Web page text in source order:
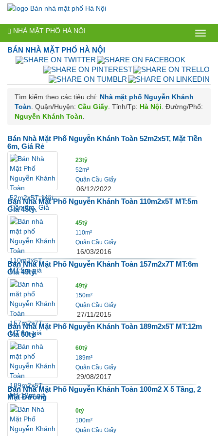
Bán
mặt
Hà
NHÀ MẶT PHỐ HÀ NỘI
BÁN NHÀ MẶT PHỐ HÀ NỘI
Tìm kiếm theo các tiêu chí: Nhà mặt phố Nguyễn Khánh
Toàn . Quận/Huyện: Cầu Giấy . Tỉnh/Tp: Hà Nội . Đường/Phố:
Nguyễn Khánh Toàn
Bán Nhà Mặt Phố Nguyễn Khánh Toàn 52m2x5T, Mặt Tiền
6m, Giá Rẻ
23tỷ
52m²
Quận Cầu Giấy
06/12/2022
Bán Nhà Mặt Phố Nguyễn Khánh Toàn 110m2x5T MT:5m
Giá 45tỷ.
45tỷ
110m²
Quận Cầu Giấy
16/03/2016
Bán Nhà Mặt Phố Nguyễn Khánh Toàn 157m2x7T MT:6m
Giá 49tỷ.
49tỷ
150m²
Quận Cầu Giấy
27/11/2015
Bán Nhà Mặt Phố Nguyễn Khánh Toàn 189m2x5T MT:12m
Giá 60tỷ
60tỷ
189m²
Quận Cầu Giấy
29/08/2017
Bán Nhà Mặt Phố Nguyễn Khánh Toàn 100m2 X 5 Tầng, 2
Mặt Đường
0tỷ
100m²
Quận Cầu Giấy